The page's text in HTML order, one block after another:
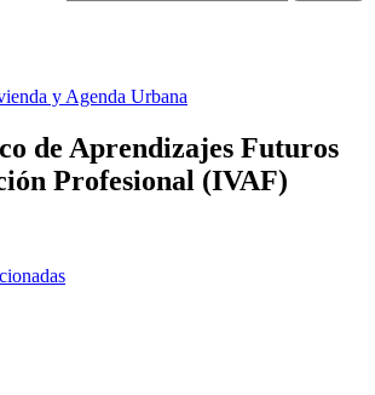
y Agenda Urbana
de Aprendizajes Futuros
Profesional (IVAF)